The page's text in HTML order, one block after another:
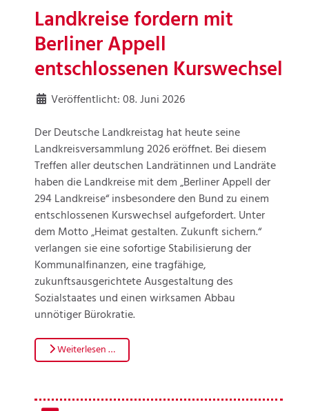
Landkreise fordern mit
Berliner Appell
entschlossenen Kurswechsel
Veröffentlicht: 08. Juni 2026
Der Deutsche Landkreistag hat heute seine
Landkreisversammlung 2026 eröffnet. Bei diesem
Treffen aller deutschen Landrätinnen und Landräte
haben die Landkreise mit dem „Berliner Appell der
294 Landkreise“ insbesondere den Bund zu einem
entschlossenen Kurswechsel aufgefordert. Unter
dem Motto „Heimat gestalten. Zukunft sichern.“
verlangen sie eine sofortige Stabilisierung der
Kommunalfinanzen, eine tragfähige,
zukunftsausgerichtete Ausgestaltung des
Sozialstaates und einen wirksamen Abbau
unnötiger Bürokratie.
Weiterlesen …